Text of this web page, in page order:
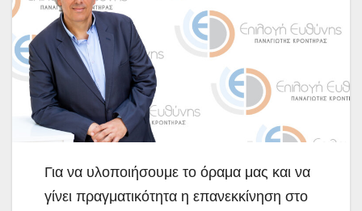
Για να υλοποιήσουμε το όραμα μας και να
γίνει πραγματικότητα η επανεκκίνηση στο